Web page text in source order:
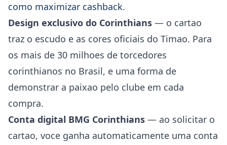
como maximizar cashback.
Design exclusivo do Corinthians — o cartao
traz o escudo e as cores oficiais do Timao. Para
os mais de 30 milhoes de torcedores
corinthianos no Brasil, e uma forma de
demonstrar a paixao pelo clube em cada
compra.
Conta digital BMG Corinthians — ao solicitar o
cartao, voce ganha automaticamente uma conta